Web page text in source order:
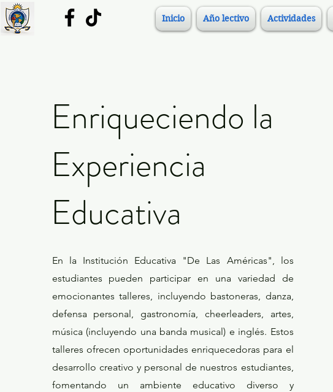
Inicio Año lectivo Actividades
Enriqueciendo la
Experiencia
Educativa
En la Institución Educativa "De Las Américas", los
estudiantes pueden participar en una variedad de
emocionantes talleres, incluyendo bastoneras, danza,
defensa personal, gastronomía, cheerleaders, artes,
música (incluyendo una banda musical) e inglés. Estos
talleres ofrecen oportunidades enriquecedoras para el
desarrollo creativo y personal de nuestros estudiantes,
fomentando un ambiente educativo diverso y